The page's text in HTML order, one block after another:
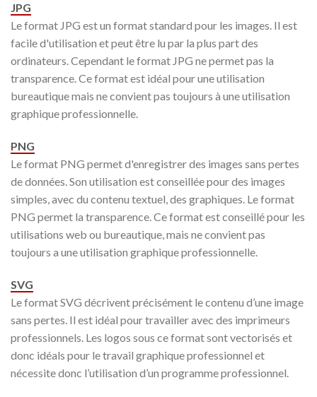
JPG
Le format JPG est un format standard pour les images. Il est
facile d'utilisation et peut être lu par la plus part des
ordinateurs. Cependant le format JPG ne permet pas la
transparence. Ce format est idéal pour une utilisation
bureautique mais ne convient pas toujours à une utilisation
graphique professionnelle.
PNG
Le format PNG permet d'enregistrer des images sans pertes
de données. Son utilisation est conseillée pour des images
simples, avec du contenu textuel, des graphiques. Le format
PNG permet la transparence. Ce format est conseillé pour les
utilisations web ou bureautique, mais ne convient pas
toujours a une utilisation graphique professionnelle.
SVG
Le format SVG décrivent précisément le contenu d’une image
sans pertes. Il est idéal pour travailler avec des imprimeurs
professionnels. Les logos sous ce format sont vectorisés et
donc idéals pour le travail graphique professionnel et
nécessite donc l’utilisation d’un programme professionnel.